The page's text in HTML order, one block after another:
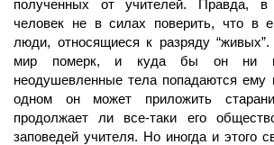
полученных от учителей. Правда, в
человек не в силах поверить, что в
люди, относящиеся к разряду
мир померк, и куда бы он ни
неодушевленные тела попадаются ему
одном он может приложить
продолжает ли все-таки его
заповедей учителя. Но иногда и этого